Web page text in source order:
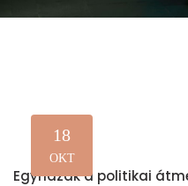
18
OKT
Egyházak a politikai